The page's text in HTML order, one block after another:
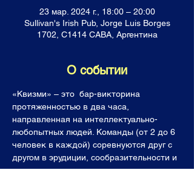
23 мар. 2024 г., 18:00 – 20:00
Sullivan's Irish Pub, Jorge Luis Borges
1702, C1414 CABA, Аргентина
О событии
«Квизми» – это  бар-викторина
протяженностью в два часа,
направленная на интеллектуально-
любопытных людей. Команды (от 2 до 6
человек в каждой) соревнуются друг с
другом в эрудиции, сообразительности и
логике, отвечая на каверзные вопросы.